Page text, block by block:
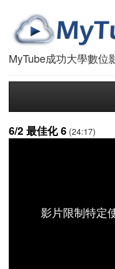
MyTube成功大學數位
6/2 最佳化 6 (24:17)
影片限制特定